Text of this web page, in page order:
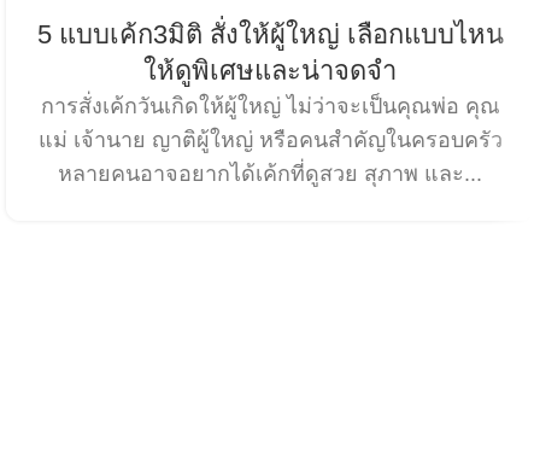
5 แบบเค้ก3มิติ สั่งให้ผู้ใหญ่ เลือกแบบไหน
ให้ดูพิเศษและน่าจดจำ
การสั่งเค้กวันเกิดให้ผู้ใหญ่ ไม่ว่าจะเป็นคุณพ่อ คุณ
แม่ เจ้านาย ญาติผู้ใหญ่ หรือคนสำคัญในครอบครัว
หลายคนอาจอยากได้เค้กที่ดูสวย สุภาพ และ...